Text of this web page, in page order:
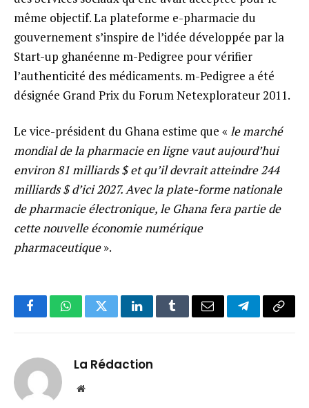
même objectif. La plateforme e-pharmacie du
gouvernement s’inspire de l’idée développée par la
Start-up ghanéenne m-Pedigree pour vérifier
l’authenticité des médicaments. m-Pedigree a été
désignée Grand Prix du Forum Netexplorateur 2011.
Le vice-président du Ghana estime que « le marché
mondial de la pharmacie en ligne vaut aujourd’hui
environ 81 milliards $ et qu’il devrait atteindre 244
milliards $ d’ici 2027. Avec la plate-forme nationale
de pharmacie électronique, le Ghana fera partie de
cette nouvelle économie numérique
pharmaceutique».
FacebookWhatsAppTwitterLinkedInTumblrEmail TelegramCopy
La Rédaction
Website